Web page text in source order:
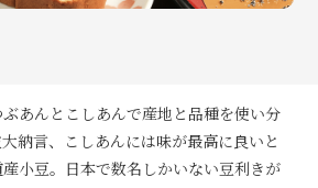
あんとこしあんで産地と品種を使い分
納言、こしあんには味が最高に良いと
小豆。日本で数名しかいない豆利きが